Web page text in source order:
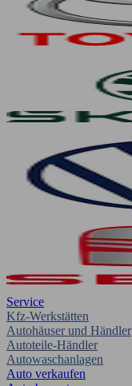
Service
Kfz-Werkstätten
Autohäuser und Händler
Autoteile-Händler
Autowaschanlagen
Auto verkaufen